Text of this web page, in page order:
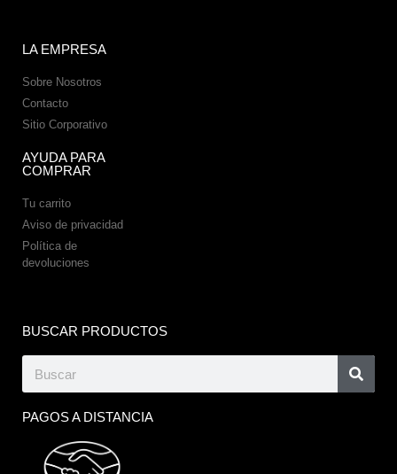
LA EMPRESA
Sobre Nosotros
Contacto
Sitio Corporativo
AYUDA PARA
COMPRAR
Tu carrito
Aviso de privacidad
Política de
devoluciones
BUSCAR PRODUCTOS
PAGOS A DISTANCIA